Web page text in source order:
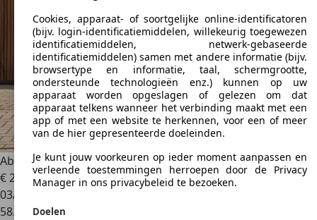
Abarth 595 Competizione70th Anniversary
€ 21.900
03/2019
58.138 km
Cookies, apparaat- of soortgelijke online-identificatoren
(bijv. login-identificatiemiddelen, willekeurig toegewezen
identificatiemiddelen, netwerk-gebaseerde
identificatiemiddelen) samen met andere informatie (bijv.
browsertype en informatie, taal, schermgrootte,
ondersteunde technologieën enz.) kunnen op uw
apparaat worden opgeslagen of gelezen om dat
apparaat telkens wanneer het verbinding maakt met een
app of met een website te herkennen, voor een of meer
van de hier gepresenteerde doeleinden.
Je kunt jouw voorkeuren op ieder moment aanpassen en
verleende toestemmingen herroepen door de Privacy
Manager in ons privacybeleid te bezoeken.
Doelen